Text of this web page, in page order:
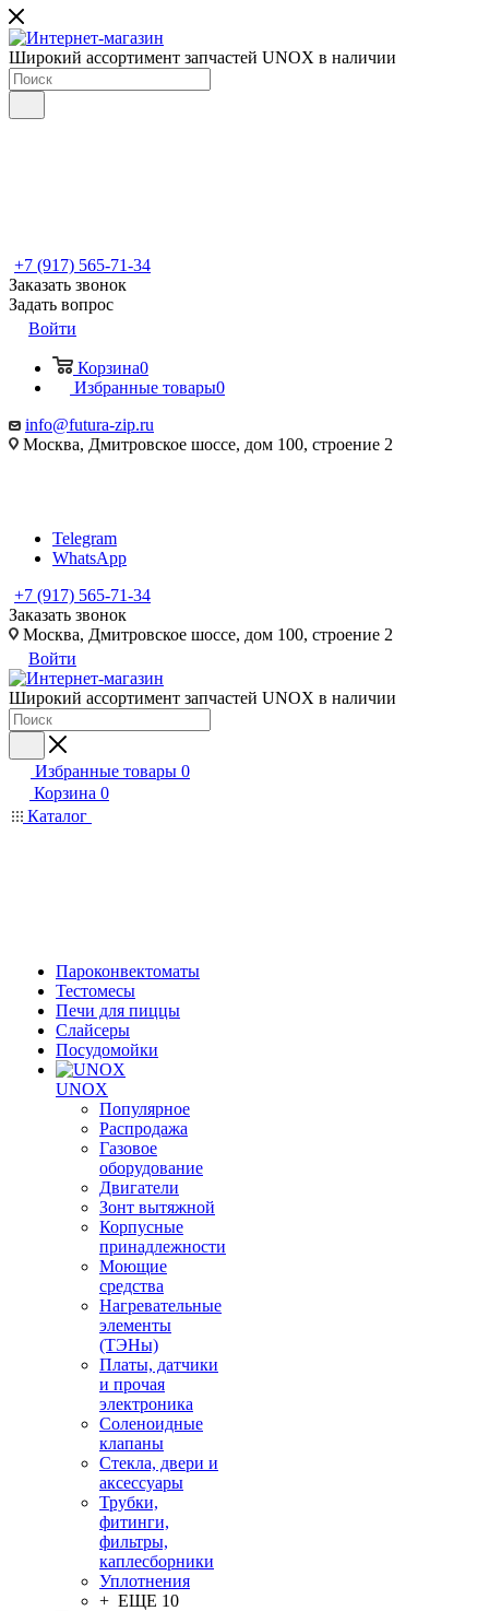
Широкий ассортимент запчастей UNOX в наличии
+7 (917) 565-71-34
Заказать звонок
Задать вопрос
Войти
Корзина0
Избранные товары0
info@futura-zip.ru
Москва, Дмитровское шоссе, дом 100, строение 2
Telegram
WhatsApp
+7 (917) 565-71-34
Заказать звонок
Москва, Дмитровское шоссе, дом 100, строение 2
Войти
Широкий ассортимент запчастей UNOX в наличии
Избранные товары 0
Корзина 0
Каталог
Пароконвектоматы
Тестомесы
Печи для пиццы
Слайсеры
Посудомойки
UNOX
Популярное
Распродажа
Газовое
оборудование
Двигатели
Зонт вытяжной
Корпусные
принадлежности
Моющие
средства
Нагревательные
элементы
(ТЭНы)
Платы, датчики
и прочая
электроника
Соленоидные
клапаны
Стекла, двери и
аксессуары
Трубки,
фитинги,
фильтры,
каплесборники
Уплотнения
+ ЕЩЕ 10